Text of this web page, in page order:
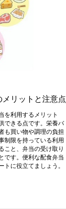
リットと注意点
を利用するメリット
できる点です。栄養バ
も買い物や調理の負担
制限を持っている利用
こと、弁当の受け取り
です。便利な配食弁当
トに役立てましょう。